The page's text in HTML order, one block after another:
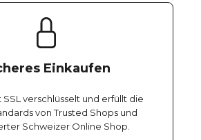
Einkaufen
SSL verschlüsselt und erfüllt die
von Trusted Shops und
Schweizer Online Shop.